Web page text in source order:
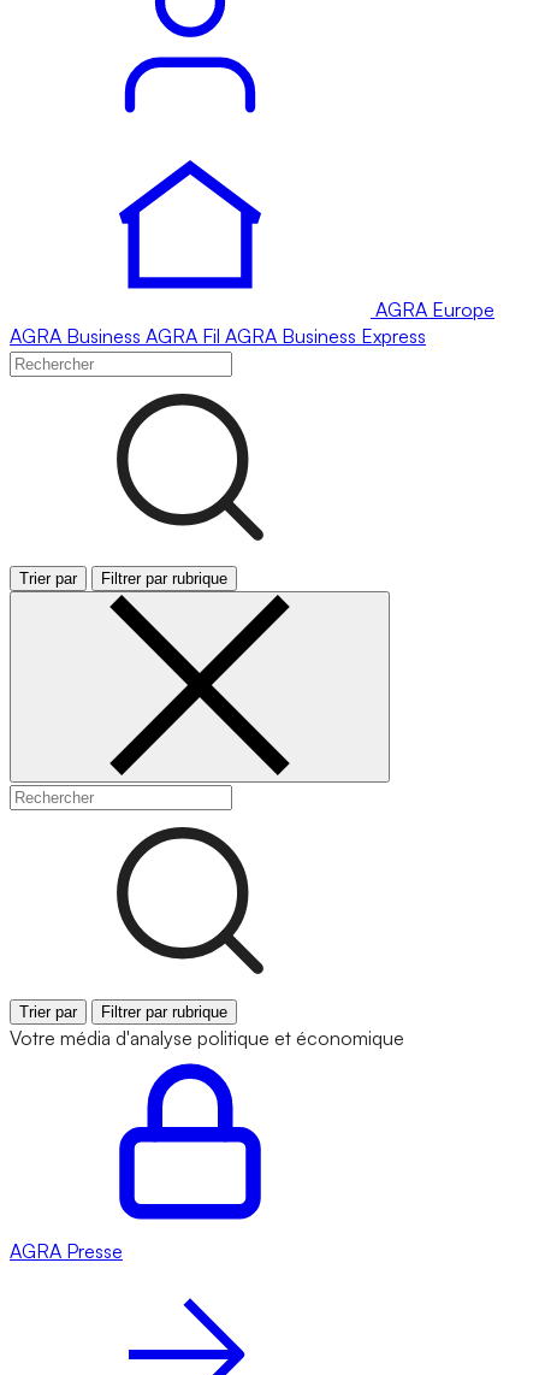
AGRA Europe
AGRA Business AGRA Fil AGRA Business Express
Trier par Filtrer par rubrique
Trier par Filtrer par rubrique
Votre média d'analyse politique et économique
AGRA Presse